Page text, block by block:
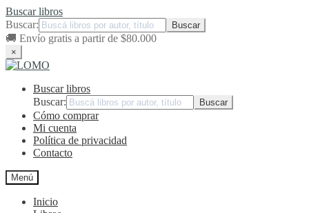
Buscar libros
Buscar:
🚚 Envío gratis a partir de $80.000
×
Ir
navegación
Ir
contenidoBuscar libros
Buscar:
Cómo comprar
Mi cuenta
Política de privacidad
Contacto
Menú
Inicio